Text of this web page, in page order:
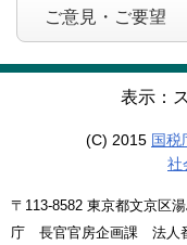
ご意見・ご要望
表示：
(C) 2015 国税
社
〒113-8582 東京都文京
庁 長官官房企画課 法